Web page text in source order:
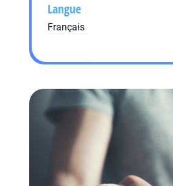
Langue
Français